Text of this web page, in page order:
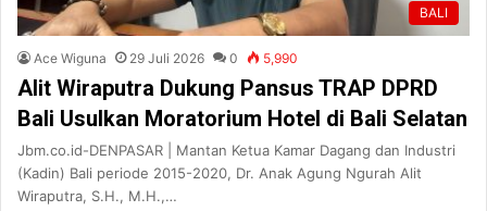
BALI
Ace Wiguna 29 Juli 2026 0 5,990
Alit Wiraputra Dukung Pansus TRAP DPRD
Bali Usulkan Moratorium Hotel di Bali Selatan
Jbm.co.id-DENPASAR | Mantan Ketua Kamar Dagang dan Industri
(Kadin) Bali periode 2015-2020, Dr. Anak Agung Ngurah Alit
Wiraputra, S.H., M.H.,…